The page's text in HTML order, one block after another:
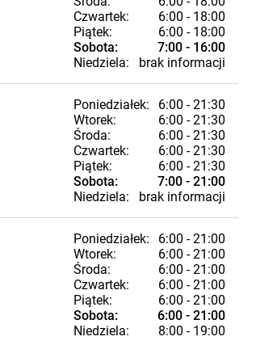
Czwartek:
6:00 - 18:00
Piątek:
6:00 - 18:00
Sobota:
7:00 - 16:00
Niedziela:
brak informacji
Poniedziałek:
6:00 - 21:30
Wtorek:
6:00 - 21:30
Środa:
6:00 - 21:30
Czwartek:
6:00 - 21:30
Piątek:
6:00 - 21:30
Sobota:
7:00 - 21:00
Niedziela:
brak informacji
Poniedziałek:
6:00 - 21:00
Wtorek:
6:00 - 21:00
Środa:
6:00 - 21:00
Czwartek:
6:00 - 21:00
Piątek:
6:00 - 21:00
Sobota:
6:00 - 21:00
Niedziela:
8:00 - 19:00